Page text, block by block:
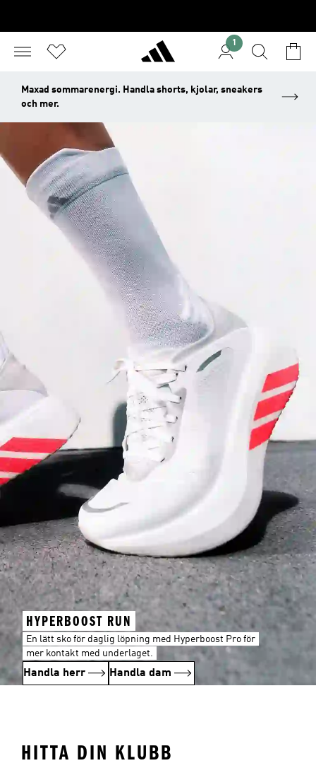
1
Maxad sommarenergi. Handla shorts, kjolar, sneakers
och mer.
HYPERBOOST RUN
En lätt sko för daglig löpning med Hyperboost Pro för
mer kontakt med underlaget.
Handla herr Handla dam
HITTA DIN KLUBB